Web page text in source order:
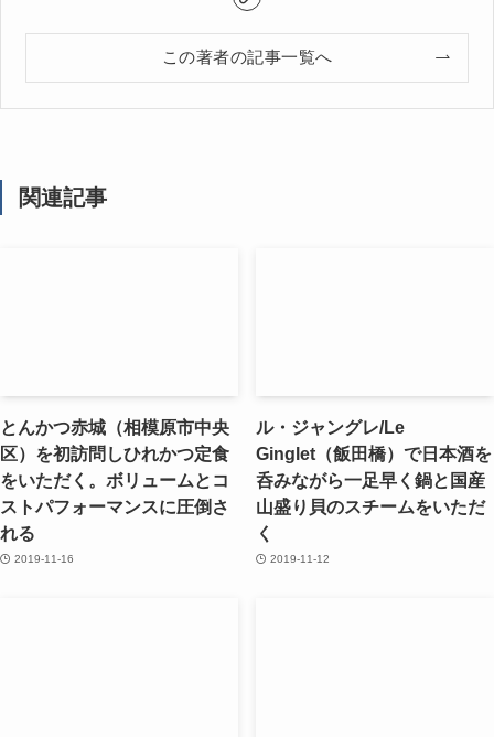
この著者の記事一覧へ
関連記事
とんかつ赤城（相模原市中央
区）を初訪問しひれかつ定食
をいただく。ボリュームとコ
ストパフォーマンスに圧倒さ
れる
2019-11-16
ル・ジャングレ/Le
Ginglet（飯田橋）で日本酒を
呑みながら一足早く鍋と国産
山盛り貝のスチームをいただ
く
2019-11-12